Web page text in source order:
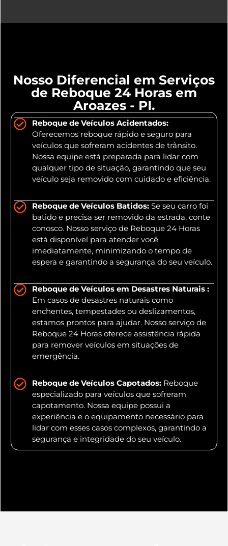
Nosso Diferencial em Serviços
de Reboque 24 Horas em
Aroazes - PI.
Reboque de Veículos Acidentados:
Oferecemos reboque rápido e seguro para
veículos que sofreram acidentes de trânsito.
Nossa equipe está preparada para lidar com
qualquer tipo de situação, garantindo que seu
veículo seja removido com cuidado e eficiência.
Reboque de Veículos Batidos: Se seu carro foi
batido e precisa ser removido da estrada, conte
conosco. Nosso serviço de Reboque 24 Horas
está disponível para atender você
imediatamente, minimizando o tempo de
espera e garantindo a segurança do seu veículo.
Reboque de Veículos em Desastres Naturais :
Em casos de desastres naturais como
enchentes, tempestades ou deslizamentos,
estamos prontos para ajudar. Nosso serviço de
Reboque 24 Horas oferece assistência rápida
para remover veículos em situações de
emergência.
Reboque de Veículos Capotados: Reboque
especializado para veículos que sofreram
capotamento. Nossa equipe possui a
experiência e o equipamento necessário para
lidar com esses casos complexos, garantindo a
segurança e integridade do seu veículo.